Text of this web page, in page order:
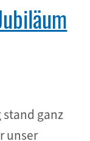
stand ganz
unser